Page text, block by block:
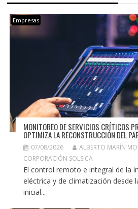
Empresas
MONITOREO DE SERVICIOS CRÍTICOS
OPTIMIZA LA RECONSTRUCCIÓN DEL
07/08/2026
ALBERTO MARÍN
CORPORACIÓN SOLSICA
El control remoto e integral de la
eléctrica y de climatización desde
inicial...